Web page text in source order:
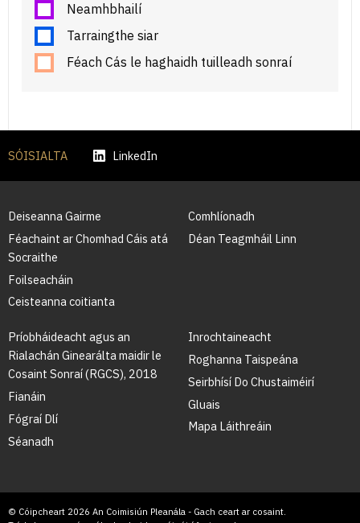
Neamhbhailí
Tarraingthe siar
Féach Cás le haghaidh tuilleadh sonraí
SÓISIALTA LinkedIn
Deiseanna Gairme
Féachaint ar Chomhad Cáis atá
Socraithe
Foilseacháin
Ceisteanna coitianta
Comhlíonadh
Déan Teagmháil Linn
Príobháideacht agus an
Rialachán Ginearálta maidir le
Cosaint Sonraí (RGCS), 2018
Fianáin
Fógraí Dlí
Séanadh
Inrochtaineacht
Roghanna Taispeána
Seirbhísí Do Chustaiméirí
Gluais
Mapa Láithreáin
© Cóipcheart 2026 An Coimisiún Pleanála - Gach ceart ar cosaint.